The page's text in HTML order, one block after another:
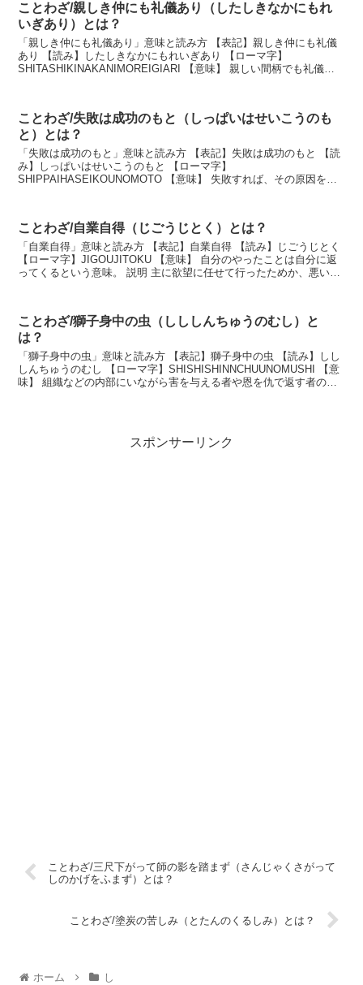
ことわざ/親しき仲にも礼儀あり（したしきなかにもれ
いぎあり）とは？
「親しき仲にも礼儀あり」意味と読み方 【表記】親しき仲にも礼儀
あり 【読み】したしきなかにもれいぎあり 【ローマ字】
SHITASHIKINAKANIMOREIGIARI 【意味】 親しい間柄でも礼儀を
ことわざ/失敗は成功のもと（しっぱいはせいこうのも
と）とは？
「失敗は成功のもと」意味と読み方 【表記】失敗は成功のもと 【読
み】しっぱいはせいこうのもと 【ローマ字】
SHIPPAIHASEIKOUNOMOTO 【意味】 失敗すれば、その原因を明
ことわざ/自業自得（じごうじとく）とは？
「自業自得」意味と読み方 【表記】自業自得 【読み】じごうじとく
【ローマ字】JIGOUJITOKU 【意味】 自分のやったことは自分に返
ってくるという意味。 説明 主に欲望に任せて行ったためか、悪い結
ことわざ/獅子身中の虫（しししんちゅうのむし）と
は？
「獅子身中の虫」意味と読み方 【表記】獅子身中の虫 【読み】しし
しんちゅうのむし 【ローマ字】SHISHISHINNCHUUNOMUSHI 【意
味】 組織などの内部にいながら害を与える者や恩を仇で返す者のた
スポンサーリンク
ことわざ/三尺下がって師の影を踏まず（さんじゃくさがって
しのかげをふまず）とは？
ことわざ/塗炭の苦しみ（とたんのくるしみ）とは？
ホーム し